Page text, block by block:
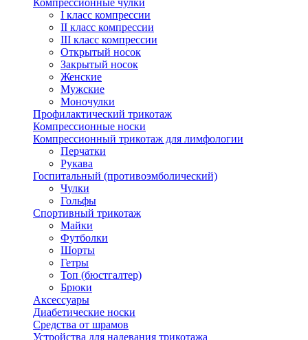
Компрессионные чулки
I класс компрессии
II класс компрессии
III класс компрессии
Открытый носок
Закрытый носок
Женские
Мужские
Моночулки
Профилактический трикотаж
Компрессионные носки
Компрессионный трикотаж для лимфологии
Перчатки
Рукава
Госпитальный (противоэмболический)
Чулки
Гольфы
Спортивный трикотаж
Майки
Футболки
Шорты
Гетры
Топ (бюстгалтер)
Брюки
Аксессуары
Диабетические носки
Средства от шрамов
Устройства для надевания трикотажа